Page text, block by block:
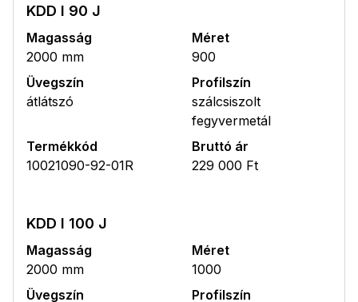
KDD I 90 J
Magasság
2000 mm
Méret
900
Üvegszín
átlátszó
Profilszín
szálcsiszolt
fegyvermetál
Termékkód
10021090-92-01R
Bruttó ár
229 000 Ft
KDD I 100 J
Magasság
2000 mm
Méret
1000
Üvegszín
Profilszín